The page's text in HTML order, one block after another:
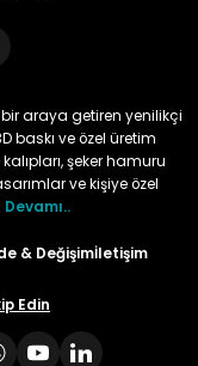
bir araya getiren yenilikçi
baskı ve özel üretim
şeker hamuru
ve kişiye özel
Devamı..
& Değişimİletişim
Edin